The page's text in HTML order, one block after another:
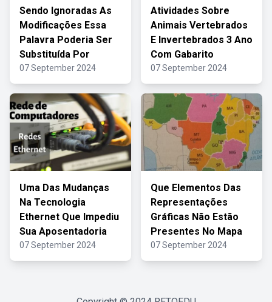
Sendo Ignoradas As
Modificações Essa
Palavra Poderia Ser
Substituída Por
07 September 2024
Atividades Sobre
Animais Vertebrados
E Invertebrados 3 Ano
Com Gabarito
07 September 2024
Uma Das Mudanças
Na Tecnologia
Ethernet Que Impediu
Sua Aposentadoria
07 September 2024
Que Elementos Das
Representações
Gráficas Não Estão
Presentes No Mapa
07 September 2024